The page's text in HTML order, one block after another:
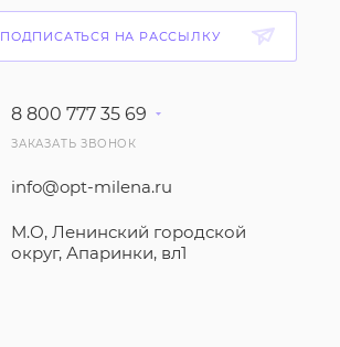
Майка с принтом для
девочки (6-10 лет)
Шорты с принтом для
ПОДПИСАТЬСЯ НА РАССЫЛКУ
8 800 777 35 69
ЗАКАЗАТЬ ЗВОНОК
info@opt-milena.ru
М.О, Ленинский городской
округ, Апаринки, вл1